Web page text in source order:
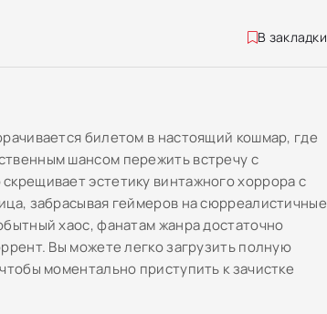
В закладки
билетом в настоящий кошмар, где
шансом пережить встречу с
эстетику винтажного хоррора с
забрасывая геймеров на сюрреалистичные
хаос, фанатам жанра достаточно
Вы можете легко загрузить полную
моментально приступить к зачистке